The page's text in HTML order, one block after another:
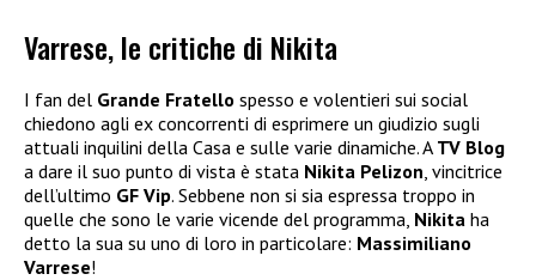
Varrese, le critiche di Nikita
I fan del Grande Fratello spesso e volentieri sui social
chiedono agli ex concorrenti di esprimere un giudizio sugli
attuali inquilini della Casa e sulle varie dinamiche. A TV Blog
a dare il suo punto di vista è stata Nikita Pelizon , vincitrice
dell’ultimo GF Vip. Sebbene non si sia espressa troppo in
quelle che sono le varie vicende del programma, Nikita ha
detto la sua su uno di loro in particolare: Massimiliano
Varrese!